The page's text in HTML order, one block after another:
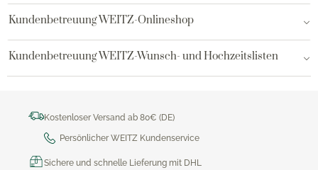
Kundenbetreuung WEITZ-Onlineshop
Kundenbetreuung WEITZ-Wunsch- und Hochzeitslisten
Kostenloser Versand ab 80€ (DE)
Persönlicher WEITZ Kundenservice
Sichere und schnelle Lieferung mit DHL